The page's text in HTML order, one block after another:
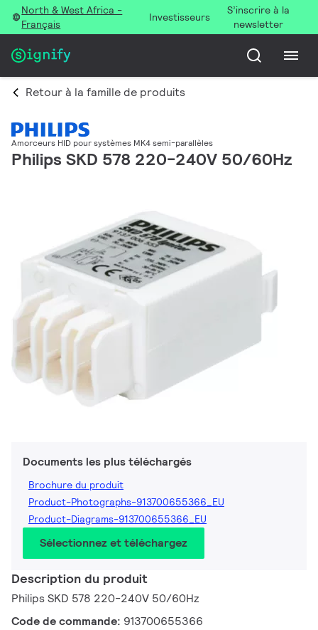
North & West Africa -
Français
Investisseurs
S’inscrire à la
newsletter
Retour à la famille de produits
Amorceurs HID pour systèmes MK4 semi-parallèles
Philips SKD 578 220-240V 50/60Hz
Documents les plus téléchargés
Brochure du produit
Product-Photographs-913700655366_EU
Product-Diagrams-913700655366_EU
Sélectionnez et téléchargez
Description du produit
Philips SKD 578 220-240V 50/60Hz
Code de commande: 913700655366